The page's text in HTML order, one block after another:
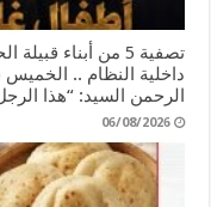
تصفية 5 من أبناء
الرحمن السيد: “هذا
06/08/2026